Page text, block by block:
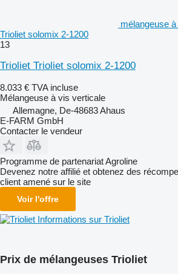
mélangeuse
Trioliet solomix 2-1200
13
Trioliet Trioliet solomix 2-1200
8.033 € TVA incluse
Mélangeuse à vis verticale
Allemagne, De-48683 Ahaus
E-FARM GmbH
Contacter le vendeur
Programme de partenariat Agroline
Devenez notre affilié et obtenez des
client amené sur le site
Voir l'offre
Informations sur Trioliet
Prix de mélangeuses Trioliet